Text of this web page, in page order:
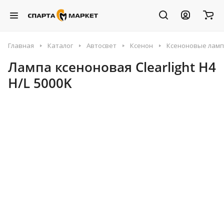
Главная Каталог Автосвет Ксенон Ксеноновые
Лампа ксеноновая Clearlight H4
H/L 5000K